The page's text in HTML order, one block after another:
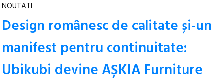
NOUTATI
Design românesc de calitate și-un
manifest pentru continuitate:
Ubikubi devine AȘKIA Furniture